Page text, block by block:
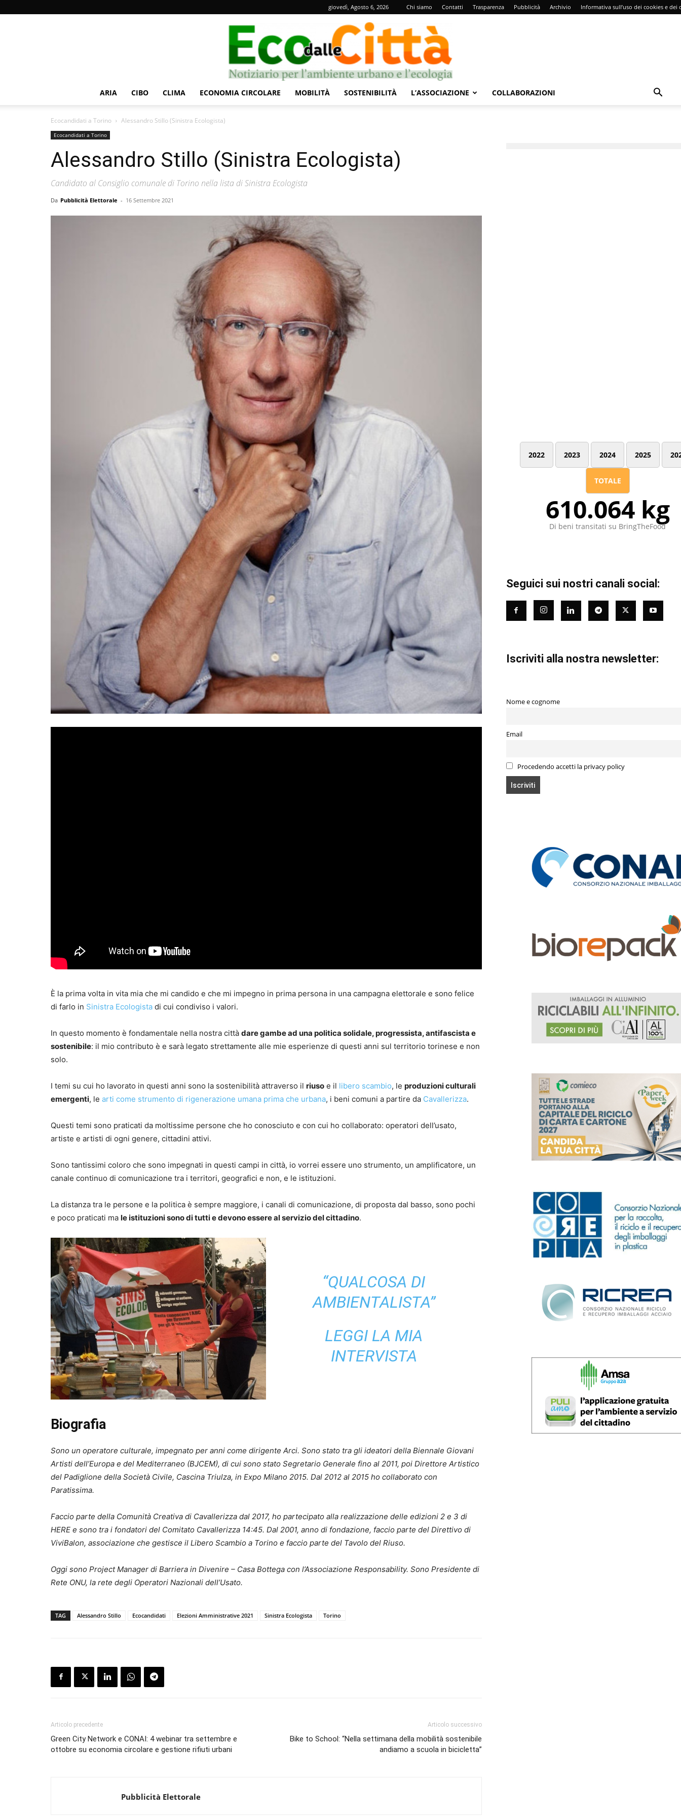
giovedì, Agosto 6, 2026 Chi siamo Contatti Trasparenza Pubblicità Archivio Informativa sull’uso dei cookies e dei
ARIA CIBO CLIMA ECONOMIA CIRCOLARE MOBILITÀ SOSTENIBILITÀ L’ASSOCIAZIONE COLLABORAZIONI
Ecocandidati a Torino Alessandro Stillo (Sinistra Ecologista)
Ecocandidati a Torino
Alessandro Stillo (Sinistra Ecologista)
Candidato al Consiglio comunale di Torino nella lista di Sinistra Ecologista
Da Pubblicità Elettorale - 16 Settembre 2021
È la prima volta in vita mia che mi candido e che mi impegno in prima persona in una campagna elettorale e sono felice
di farlo in Sinistra Ecologista di cui condiviso i valori.
In questo momento è fondamentale nella nostra città dare gambe ad una politica solidale, progressista, antifascista e
sostenibile: il mio contributo è e sarà legato strettamente alle mie esperienze di questi anni sul territorio torinese e non
solo.
I temi su cui ho lavorato in questi anni sono la sostenibilità attraverso il riuso e il libero scambio, le produzioni culturali
emergenti, le arti come strumento di rigenerazione umana prima che urbana, i beni comuni a partire da Cavallerizza.
Questi temi sono praticati da moltissime persone che ho conosciuto e con cui ho collaborato: operatori dell’usato,
artiste e artisti di ogni genere, cittadini attivi.
Sono tantissimi coloro che sono impegnati in questi campi in città, io vorrei essere uno strumento, un amplificatore, un
canale continuo di comunicazione tra i territori, geografici e non, e le istituzioni.
La distanza tra le persone e la politica è sempre maggiore, i canali di comunicazione, di proposta dal basso, sono pochi
e poco praticati ma le istituzioni sono di tutti e devono essere al servizio del cittadino.
“QUALCOSA DI
AMBIENTALISTA”
LEGGI LA MIA
INTERVISTA
Biografia
Sono un operatore culturale, impegnato per anni come dirigente Arci. Sono stato tra gli ideatori della Biennale Giovani
Artisti dell’Europa e del Mediterraneo (BJCEM), di cui sono stato Segretario Generale fino al 2011, poi Direttore Artistico
del Padiglione della Società Civile, Cascina Triulza, in Expo Milano 2015. Dal 2012 al 2015 ho collaborato con
Paratissima.
Faccio parte della Comunità Creativa di Cavallerizza dal 2017, ho partecipato alla realizzazione delle edizioni 2 e 3 di
HERE e sono tra i fondatori del Comitato Cavallerizza 14:45. Dal 2001, anno di fondazione, faccio parte del Direttivo di
ViviBalon, associazione che gestisce il Libero Scambio a Torino e faccio parte del Tavolo del Riuso.
Oggi sono Project Manager di Barriera in Divenire – Casa Bottega con l’Associazione Responsability. Sono Presidente di
Rete ONU, la rete degli Operatori Nazionali dell’Usato.
TAG Alessandro Stillo Ecocandidati Elezioni Amministrative 2021 Sinistra Ecologista Torino
Articolo precedente
Green City Network e CONAI: 4 webinar tra settembre e
ottobre su economia circolare e gestione rifiuti urbani
Articolo successivo
Bike to School: “Nella settimana della mobilità sostenibile
andiamo a scuola in bicicletta”
Pubblicità Elettorale
2022 2023 2024 2025
TOTALE
610.064 kg
Di beni transitati su BringTheFood
Seguici sui nostri canali social:
Iscriviti alla nostra newsletter:
Nome e cognome
Email
Procedendo accetti la privacy policy